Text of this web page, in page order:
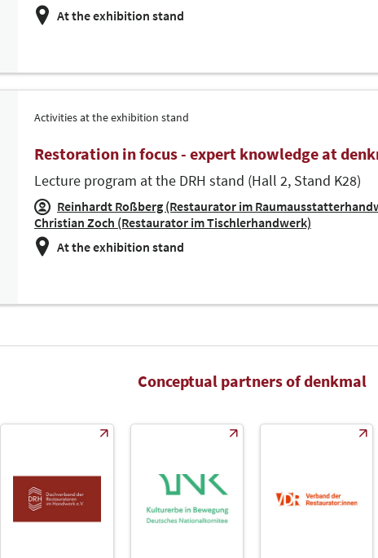
At the exhibition stand
Activities at the exhibition stand
Restoration in focus - expert knowledge at
Lecture program at the DRH stand (Hall 2, Stand K28)
Reinhardt Roßberg (Restaurator im
Christian Zoch (Restaurator im Tischlerhandwerk)
At the exhibition stand
Conceptual partners of denkmal